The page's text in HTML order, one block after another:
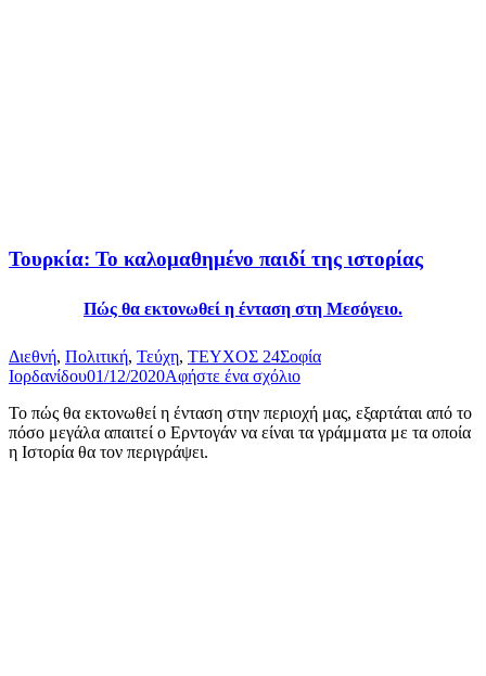
Τουρκία: Το καλομαθημένο παιδί της ιστορίας
Πώς θα εκτονωθεί η ένταση στη Μεσόγειο.
Διεθνή, Πολιτική, Τεύχη, ΤΕΥΧΟΣ 24Σοφία
Ιορδανίδου01/12/2020Αφήστε ένα σχόλιο
Το πώς θα εκτονωθεί η ένταση στην περιοχή μας, εξαρτάται από το
πόσο μεγάλα απαιτεί ο Ερντογάν να είναι τα γράμματα με τα οποία
η Ιστορία θα τον περιγράψει.